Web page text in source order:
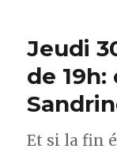
Jeudi
de
Et si la fin